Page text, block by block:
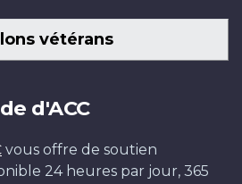
vétérans
d'ACC
vous offre de soutien
24 heures par jour, 365